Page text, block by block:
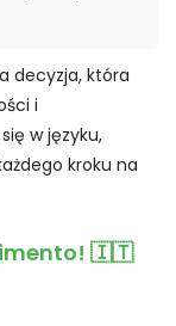
decyzja, która
i
w języku,
kroku na
🇮🇹